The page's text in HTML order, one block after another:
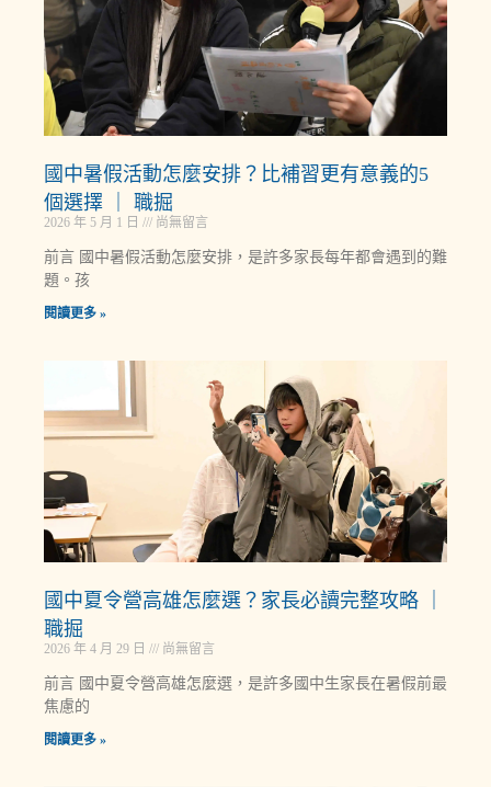
國中暑假活動怎麼安排？比補習更有意義的5
個選擇 ｜ 職掘
2026 年 5 月 1 日 尚無留言
前言 國中暑假活動怎麼安排，是許多家長每年都會遇到的難
題。孩
閱讀更多 »
國中夏令營高雄怎麼選？家長必讀完整攻略 ｜
職掘
2026 年 4 月 29 日 尚無留言
前言 國中夏令營高雄怎麼選，是許多國中生家長在暑假前最
焦慮的
閱讀更多 »